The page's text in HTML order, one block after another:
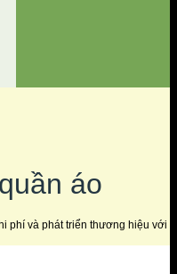
áo
phí và phát triển thương hiệu với